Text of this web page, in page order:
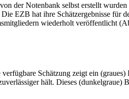
der Notenbank selbst erstellt
EZB hat ihre Schätzergebnisse für
wiederholt veröffentlicht
Schätzung zeigt ein
hält. Dieses (dunkelgraue)